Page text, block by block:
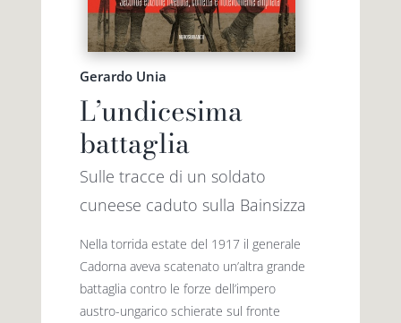
i traghetti
i fuori collana
Premio letterario Giallovalle
il tuo carrello
Gerardo Unia
L’undicesima
battaglia
Sulle tracce di un soldato
cuneese caduto sulla Bainsizza
Nella torrida estate del 1917 il generale
Cadorna aveva scatenato un’altra grande
battaglia contro le forze dell’impero
austro-ungarico schierate sul fronte